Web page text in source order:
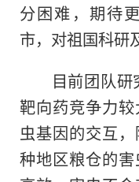
分困难，期待
市，对祖国科研
目前团队
靶向药竞争力
虫基因的交互
种地区粮仓的